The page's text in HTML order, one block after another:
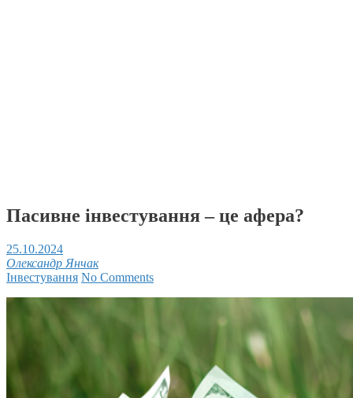
Пасивне інвестування – це афера?
25.10.2024
Олександр Янчак
Інвестування No Comments